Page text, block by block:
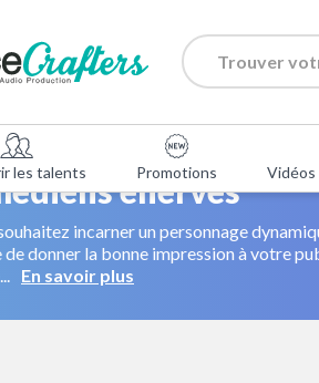
les talents Promotions
énervés
incarner un personnage
de donner la bonne impression à votre
En savoir plus